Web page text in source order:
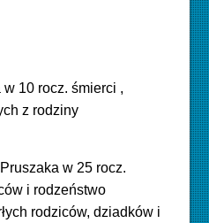
10 rocz. śmierci ,
z rodziny
w 25 rocz.
i rodzeństwo
rodziców, dziadków i